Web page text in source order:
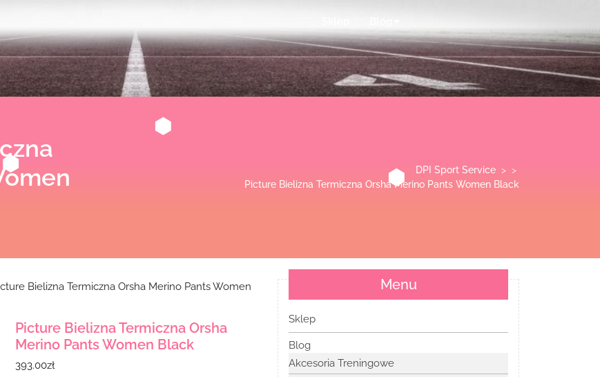
DPI Sport Service > >
Picture Bielizna Termiczna Orsha Merino Pants Women Black
Bielizna Termiczna Orsha Merino Pants Women
Picture Bielizna Termiczna Orsha
Merino Pants Women Black
393.00zł
Menu
Sklep
Blog
Akcesoria Treningowe